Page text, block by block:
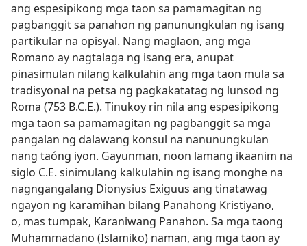
ang espesipikong mga taon sa pamamagitan ng
pagbanggit sa panahon ng panunungkulan ng isang
partikular na opisyal. Nang maglaon, ang mga
Romano ay nagtalaga ng isang era, anupat
pinasimulan nilang kalkulahin ang mga taon mula sa
tradisyonal na petsa ng pagkakatatag ng lunsod ng
Roma (753 B.C.E.). Tinukoy rin nila ang espesipikong
mga taon sa pamamagitan ng pagbanggit sa mga
pangalan ng dalawang konsul na nanunungkulan
nang taóng iyon. Gayunman, noon lamang ikaanim na
siglo C.E. sinimulang kalkulahin ng isang monghe na
nagngangalang Dionysius Exiguus ang tinatawag
ngayon ng karamihan bilang Panahong Kristiyano,
o, mas tumpak, Karaniwang Panahon. Sa mga taong
Muhammadano (Islamiko) naman, ang mga taon ay